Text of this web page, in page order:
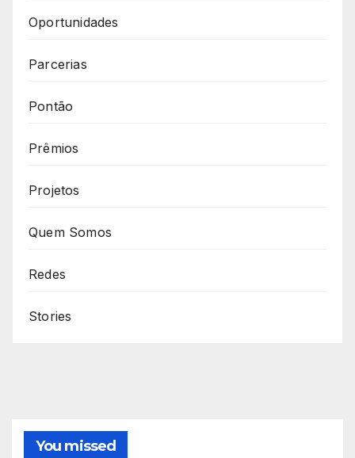
Oportunidades
Parcerias
Pontão
Prêmios
Projetos
Quem Somos
Redes
Stories
You missed